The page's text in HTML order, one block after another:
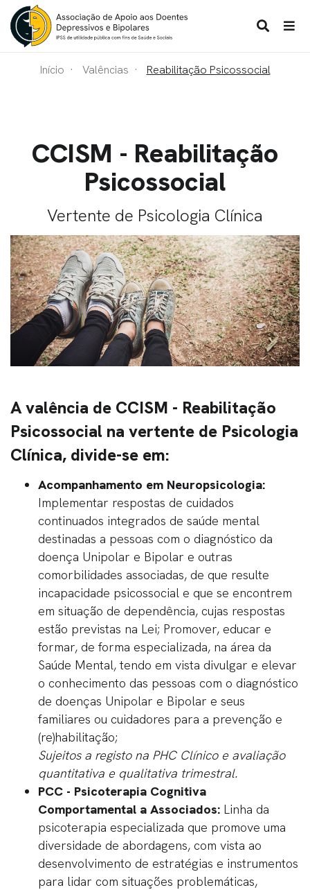
Início Valências Reabilitação Psicossocial
CCISM - Reabilitação
Psicossocial
Vertente de Psicologia Clínica
A valência de CCISM - Reabilitação
Psicossocial na vertente de Psicologia
Clínica, divide-se em:
Acompanhamento em Neuropsicologia:
Implementar respostas de cuidados
continuados integrados de saúde mental
destinadas a pessoas com o diagnóstico da
doença Unipolar e Bipolar e outras
comorbilidades associadas, de que resulte
incapacidade psicossocial e que se encontrem
em situação de dependência, cujas respostas
estão previstas na Lei; Promover, educar e
formar, de forma especializada, na área da
Saúde Mental, tendo em vista divulgar e elevar
o conhecimento das pessoas com o diagnóstico
de doenças Unipolar e Bipolar e seus
familiares ou cuidadores para a prevenção e
(re)habilitação;
Sujeitos a registo na PHC Clínico e avaliação
quantitativa e qualitativa trimestral.
PCC - Psicoterapia Cognitiva
Comportamental a Associados: Linha da
psicoterapia especializada que promove uma
diversidade de abordagens, com vista ao
desenvolvimento de estratégias e instrumentos
para lidar com situações problemáticas,